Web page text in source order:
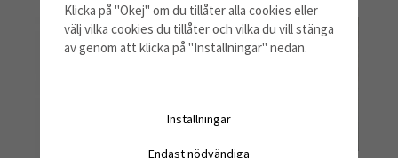
Klicka på "Okej" om du tillåter alla cookies eller
välj vilka cookies du tillåter och vilka du vill stänga
av genom att klicka på "Inställningar" nedan.
Inställningar
Endast nödvändiga